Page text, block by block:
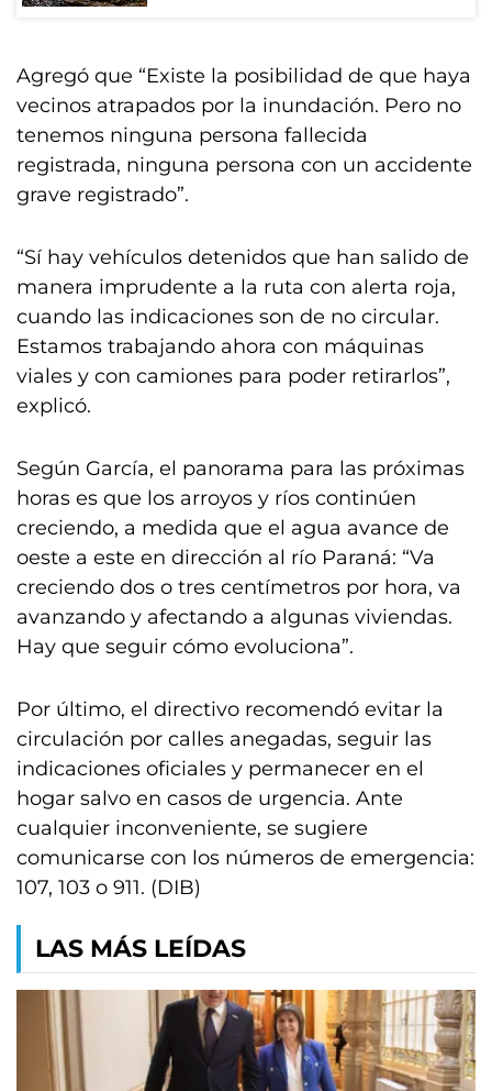
Agregó que “Existe la posibilidad de que haya
vecinos atrapados por la inundación. Pero no
tenemos ninguna persona fallecida
registrada, ninguna persona con un accidente
grave registrado”.
“Sí hay vehículos detenidos que han salido de
manera imprudente a la ruta con alerta roja,
cuando las indicaciones son de no circular.
Estamos trabajando ahora con máquinas
viales y con camiones para poder retirarlos”,
explicó.
Según García, el panorama para las próximas
horas es que los arroyos y ríos continúen
creciendo, a medida que el agua avance de
oeste a este en dirección al río Paraná: “Va
creciendo dos o tres centímetros por hora, va
avanzando y afectando a algunas viviendas.
Hay que seguir cómo evoluciona”.
Por último, el directivo recomendó evitar la
circulación por calles anegadas, seguir las
indicaciones oficiales y permanecer en el
hogar salvo en casos de urgencia. Ante
cualquier inconveniente, se sugiere
comunicarse con los números de emergencia:
107, 103 o 911. (DIB)
LAS MÁS LEÍDAS